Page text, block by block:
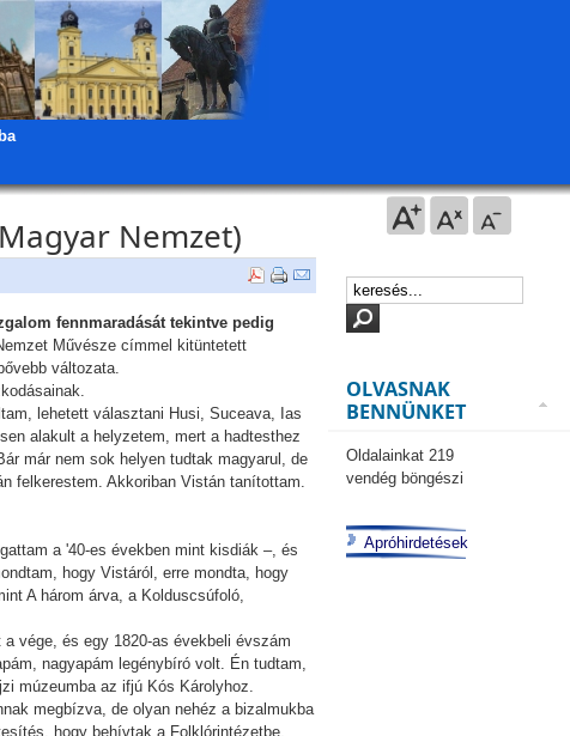
Nemzet)
fennmaradását tekintve pedig
Művésze címmel kitüntetett
változata.
lehetett választani Husi, Suceava, Ias
alakult a helyzetem, mert a hadtesthez
már nem sok helyen tudtak magyarul, de
felkerestem. Akkoriban Vistán tanítottam.
a '40-es években mint kisdiák –, és
hogy Vistáról, erre mondta, hogy
A három árva, a Kolduscsúfoló,
vége, és egy 1820-as évekbeli évszám
nagyapám legénybíró volt. Én tudtam,
múzeumba az ifjú Kós Károlyhoz.
megbízva, de olyan nehéz a bizalmukba
hogy behívtak a Folklórintézetbe.
OLVASNAK
BENNÜNKET
Oldalainkat 219
vendég böngészi
Apróhirdetések